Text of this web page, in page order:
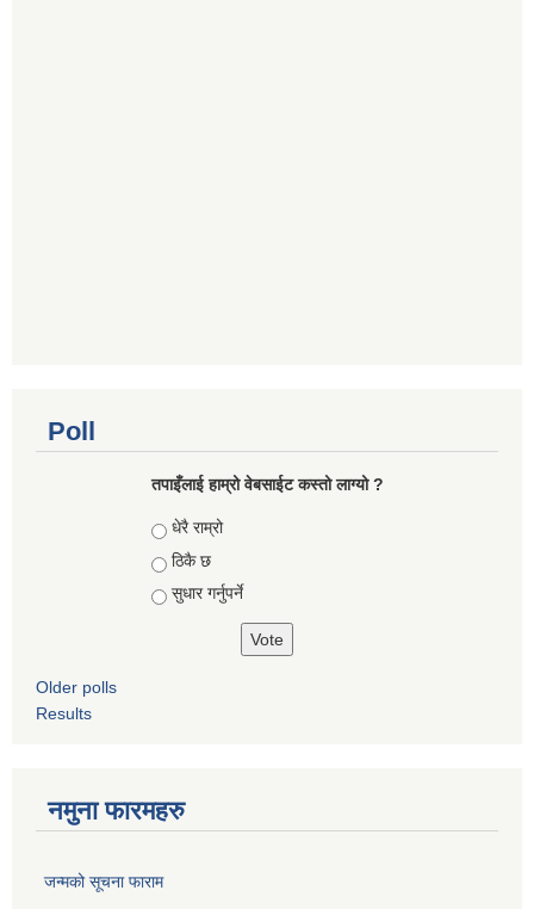
Poll
तपाइँलाई हाम्रो वेबसाईट कस्तो लाग्यो ?
Choices
धेरै राम्रो
ठिकै छ
सुधार गर्नुपर्ने
Older polls
Results
नमुना फारमहरु
जन्मको सूचना फाराम